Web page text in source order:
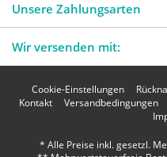
Unsere Zahlungsarten
Wir versenden mit:
Cookie-Einstellungen
Kontakt
Versandbedingungen
* Alle Preise inkl. gesetzl.